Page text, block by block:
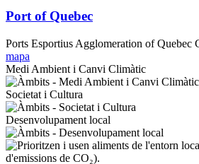
Port of Quebec
Ports Esportius Agglomeration of Quebec
mapa
Medi Ambient i Canvi Climàtic
Societat i Cultura
Desenvolupament local